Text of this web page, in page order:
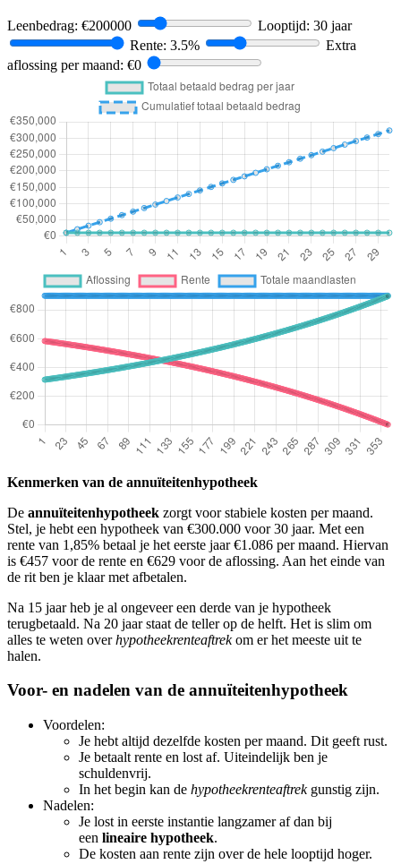
Leenbedrag: €200000 Looptijd: 30 jaar
Rente: 3.5%
Extra
aflossing per maand: €0
Kenmerken van de annuïteitenhypotheek
De annuïteitenhypotheek zorgt voor stabiele kosten per maand.
Stel, je hebt een hypotheek van €300.000 voor 30 jaar. Met een
rente van 1,85% betaal je het eerste jaar €1.086 per maand. Hiervan
is €457 voor de rente en €629 voor de aflossing. Aan het einde van
de rit ben je klaar met afbetalen.
Na 15 jaar heb je al ongeveer een derde van je hypotheek
terugbetaald. Na 20 jaar staat de teller op de helft. Het is slim om
alles te weten overhypotheekrenteaftrekom er het meeste uit te
halen.
Voor- en nadelen van de annuïteitenhypotheek
Voordelen:
Je hebt altijd dezelfde kosten per maand. Dit geeft rust.
Je betaalt rente en lost af. Uiteindelijk ben je
schuldenvrij.
In het begin kan de hypotheekrenteaftrekgunstig zijn.
Nadelen:
Je lost in eerste instantie langzamer af dan bij
een lineaire hypotheek.
De kosten aan rente zijn over de hele looptijd hoger.